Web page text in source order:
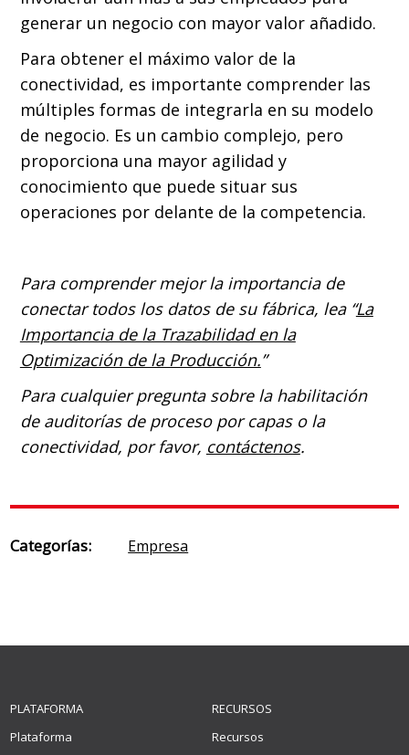
generar un negocio con mayor valor añadido.
Para obtener el máximo valor de la
conectividad, es importante comprender las
múltiples formas de integrarla en su modelo
de negocio. Es un cambio complejo, pero
proporciona una mayor agilidad y
conocimiento que puede situar sus
operaciones por delante de la competencia.
Para comprender mejor la importancia de
conectar todos los datos de su fábrica, lea “La
Importancia de la Trazabilidad en la
Optimización de la Producción.”
Para cualquier pregunta sobre la habilitación
de auditorías de proceso por capas o la
conectividad, por favor, contáctenos.
Categorías: Empresa
PLATAFORMA
Plataforma
RECURSOS
Recursos